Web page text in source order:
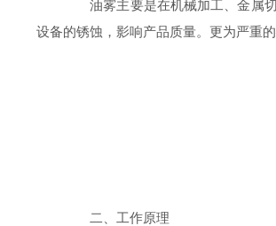
油雾主要是在机械加工、金属切
设备的锈蚀，影响产品质量。更为严重
二、工作原理